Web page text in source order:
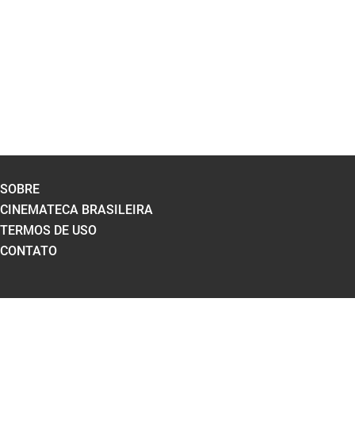
SOBRE
CINEMATECA BRASILEIRA
TERMOS DE USO
CONTATO